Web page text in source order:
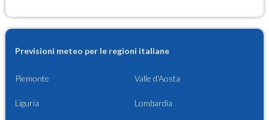
Previsioni meteo per le regioni italiane
Piemonte Valle d'Aosta
Liguria Lombardia